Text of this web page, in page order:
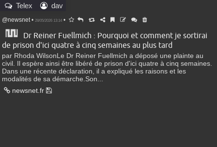
Telex dav
@newsnet• 28/05/2026 13:14 •
Dr Reiner Fuellmich : Pourquoi et comment je sortirai
de prison d'ici quatre à cinq semaines au plus tard
par Rhoda WilsonLe Dr Reiner Fuellmich a déposé une plainte au
civil. Il espère ainsi être libéré de prison d'ici quatre à cinq semaines.
Dans une récente déclaration, il a expliqué les raisons et les
modalités de sa démarche.Son...
newsnet.fr